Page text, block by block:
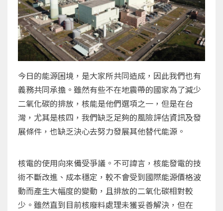
今日的能源困境，是大家所共同造成，因此我們也有
義務共同承擔。雖然有些不在地震帶的國家為了減少
二氧化碳的排放，核能是他們選項之一，但是在台
灣，尤其是核四，我們缺乏足夠的風險評估資訊及發
展條件，也缺乏決心去努力發展其他替代能源。
核電的使用向來備受爭議。不可諱言，核能發電的技
術不斷改進、成本穩定，較不會受到國際能源價格波
動而產生大幅度的變動，且排放的二氧化碳相對較
少。雖然直到目前核廢料處理未獲妥善解決，但在